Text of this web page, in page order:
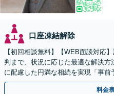
口座凍結解除
【初回相談無料】【WEB面談対応
判まで、状況に応じた最適な解決
に配慮した円満な相続を実現「事
「相続税に関するご相談にも対応」
料金